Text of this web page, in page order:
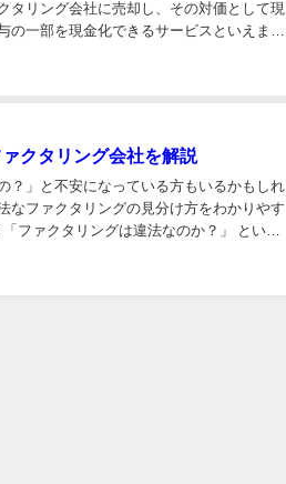
タリング会社に売却し、その対価として現
の一部を現金化できるサービスといえま
クタリング会社を解説
？」と不安になっている方もいるかもしれ
なファクタリングの見分け方をわかりやす
ファクタリングは違法なのか？」 という